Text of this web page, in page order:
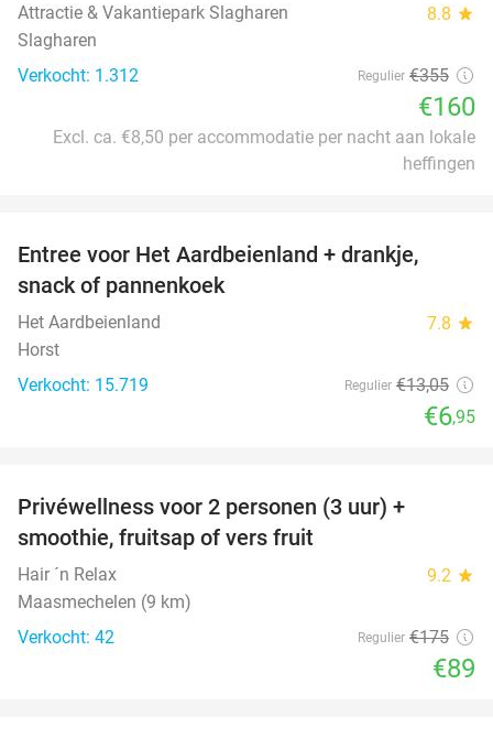
Attractie & Vakantiepark Slagharen 8.8 star
Slagharen
Verkocht: 1.312
Regulier €355
€160
Excl. ca. €8,50 per accommodatie per nacht aan lokale
heffingen
Entree voor Het Aardbeienland + drankje,
snack of pannenkoek
Het Aardbeienland 7.8 star
Horst
Verkocht: 15.719
Regulier €13,05
€6,95
Privéwellness voor 2 personen (3 uur) +
smoothie, fruitsap of vers fruit
Hair ´n Relax 9.2 star
Maasmechelen (9 km)
Verkocht: 42
Regulier €175
€89